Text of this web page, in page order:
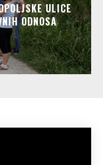
ULICE
ODNOSA